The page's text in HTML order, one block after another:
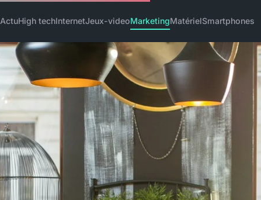
ActuHigh techInternetJeux-videoMarketingMatérielSmartphones